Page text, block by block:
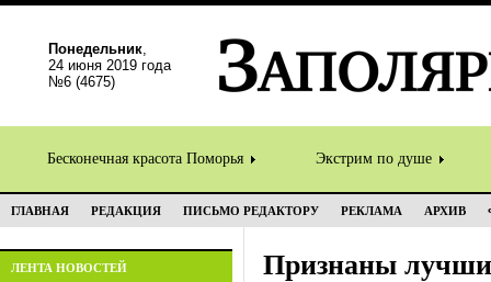
Понедельник,
24 июня 2019 года
№6 (4675)
Бесконечная красота Поморья Экстрим по душе
ГЛАВНАЯ РЕДАКЦИЯ ПИСЬМО РЕДАКТОРУ РЕКЛАМА АРХИВ
ЛЕНТА НОВОСТЕЙ Признаны